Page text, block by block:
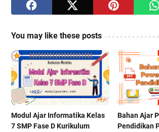
You may like these posts
Modul Ajar Informatika Kelas
7 SMP Fase D Kurikulum
Bahan Ajar
Pendidikan